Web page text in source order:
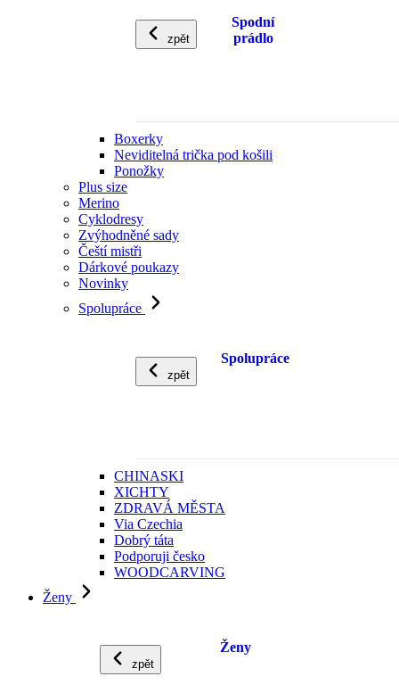
zpět
Spodní
prádlo
Boxerky
Neviditelná trička pod košili
Ponožky
Plus size
Merino
Cyklodresy
Zvýhodněné sady
Čeští mistři
Dárkové poukazy
Novinky
Spolupráce
zpět
Spolupráce
CHINASKI
XICHTY
ZDRAVÁ MĚSTA
Via Czechia
Dobrý táta
Podporuji česko
WOODCARVING
Ženy
zpět
Ženy